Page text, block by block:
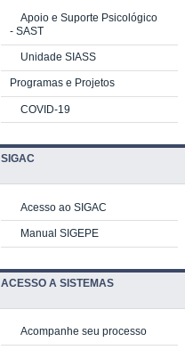
Apoio e Suporte Psicológico
- SAST
Unidade SIASS
Programas e Projetos
COVID-19
SIGAC
Acesso ao SIGAC
Manual SIGEPE
ACESSO A SISTEMAS
Acompanhe seu processo